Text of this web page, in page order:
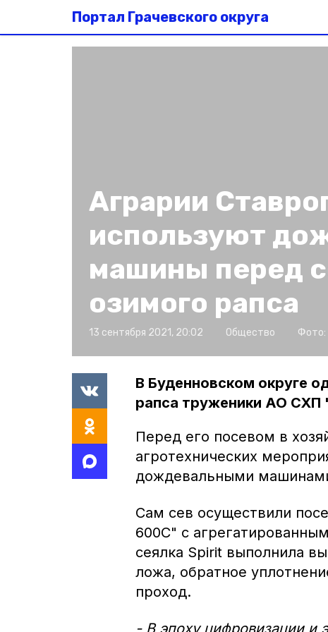
Портал Грачевского округа
Аграрии
используют
машины перед
озимого рапса
13 сентября 2021, 20:02 Общество Фото:
В Буденновском округе
рапса труженики АО СХП
Перед его посевом в
агротехнических
дождевальными
Сам сев осуществили
600C" с
сеялка Spirit выполнила
ложа, обратное
проход.
- В эпоху цифровизации и